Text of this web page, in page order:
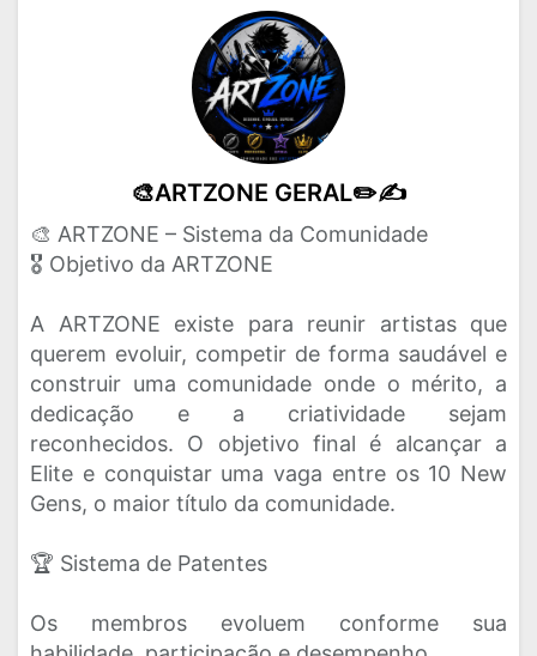
🎨ARTZONE GERAL✏️✍️
🎨 ARTZONE – Sistema da Comunidade
🎖️ Objetivo da ARTZONE
A ARTZONE existe para reunir artistas que
querem evoluir, competir de forma saudável e
construir uma comunidade onde o mérito, a
dedicação e a criatividade sejam
reconhecidos. O objetivo final é alcançar a
Elite e conquistar uma vaga entre os 10 New
Gens, o maior título da comunidade.
🏆 Sistema de Patentes
Os membros evoluem conforme sua